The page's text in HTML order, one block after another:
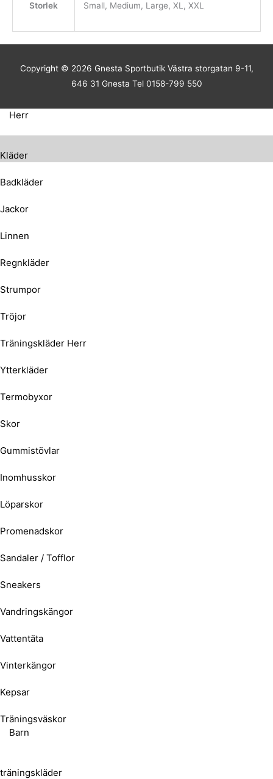
Storlek
Small, Medium, Large, XL, XXL
Copyright © 2026 Gnesta SportbutikVästra storgatan 9-11,
646 31 Gnesta Tel 0158-799 550
Herr
Kläder
Badkläder
Jackor
Linnen
Regnkläder
Strumpor
Tröjor
Träningskläder Herr
Ytterkläder
Termobyxor
Skor
Gummistövlar
Inomhusskor
Löparskor
Promenadskor
Sandaler / Tofflor
Sneakers
Vandringskängor
Vattentäta
Vinterkängor
Kepsar
Träningsväskor
Barn
träningskläder